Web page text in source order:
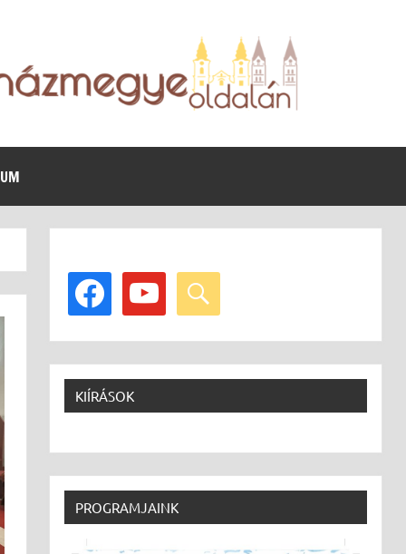
facebook youtube search
KIÍRÁSOK
PROGRAMJAINK